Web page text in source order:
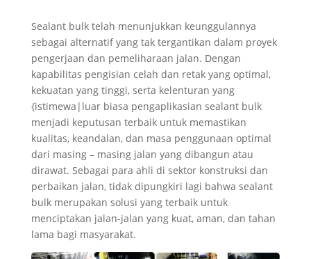
Sealant bulk telah menunjukkan keunggulannya
sebagai alternatif yang tak tergantikan dalam proyek
pengerjaan dan pemeliharaan jalan. Dengan
kapabilitas pengisian celah dan retak yang optimal,
kekuatan yang tinggi, serta kelenturan yang
{istimewa|luar biasa pengaplikasian sealant bulk
menjadi keputusan terbaik untuk memastikan
kualitas, keandalan, dan masa penggunaan optimal
dari masing – masing jalan yang dibangun atau
dirawat. Sebagai para ahli di sektor konstruksi dan
perbaikan jalan, tidak dipungkiri lagi bahwa sealant
bulk merupakan solusi yang terbaik untuk
menciptakan jalan-jalan yang kuat, aman, dan tahan
lama bagi masyarakat.